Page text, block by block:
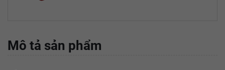
Mô tả sản phẩm